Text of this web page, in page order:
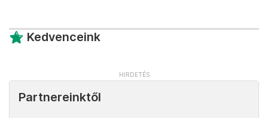
Kedvenceink
Partnereinktől